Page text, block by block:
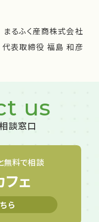
まるふく産商株式会社
代表取締役 福島 和彦
us
談窓口
無料で相談
ェ
ら